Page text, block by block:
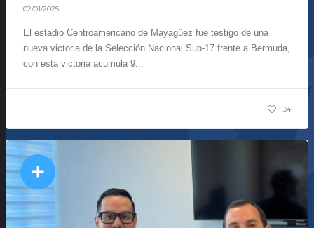
02/01/2025
El estadio Centroamericano de Mayagüez fue testigo de una
nueva victoria de la Selección Nacional Sub-17 frente a Bermuda,
con esta victoria acumula 9...
134